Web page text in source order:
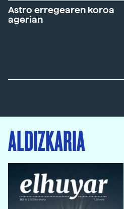
Astro erregearen koroa
agerian
ALDIZKARIA